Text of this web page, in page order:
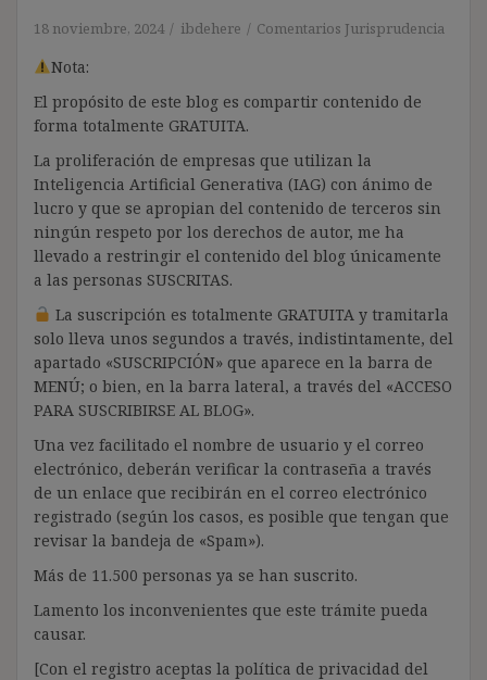
18 noviembre, 2024 ibdehere Comentarios Jurisprudencia
Nota:
El propósito de este blog es compartir contenido de
forma totalmente GRATUITA.
La proliferación de empresas que utilizan la
Inteligencia Artificial Generativa (IAG) con ánimo de
lucro y que se apropian del contenido de terceros sin
ningún respeto por los derechos de autor, me ha
llevado a restringir el contenido del blog únicamente
a las personas SUSCRITAS.
La suscripción es totalmente GRATUITA y tramitarla
solo lleva unos segundos a través, indistintamente, del
apartado «SUSCRIPCIÓN» que aparece en la barra de
MENÚ; o bien, en la barra lateral, a través del «ACCESO
PARA SUSCRIBIRSE AL BLOG».
Una vez facilitado el nombre de usuario y el correo
electrónico, deberán verificar la contraseña a través
de un enlace que recibirán en el correo electrónico
registrado (según los casos, es posible que tengan que
revisar la bandeja de «Spam»).
Más de 11.500 personas ya se han suscrito.
Lamento los inconvenientes que este trámite pueda
causar.
[Con el registro aceptas la política de privacidad del